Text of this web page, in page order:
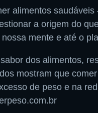
alimentos
a origem do
mente e até o
dos alimentos,
mostram que
de peso e na